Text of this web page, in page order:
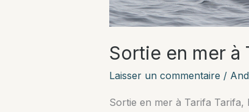
Sortie en mer à
Laisser un commentaire /
Sortie en mer à Tarifa Tarifa,